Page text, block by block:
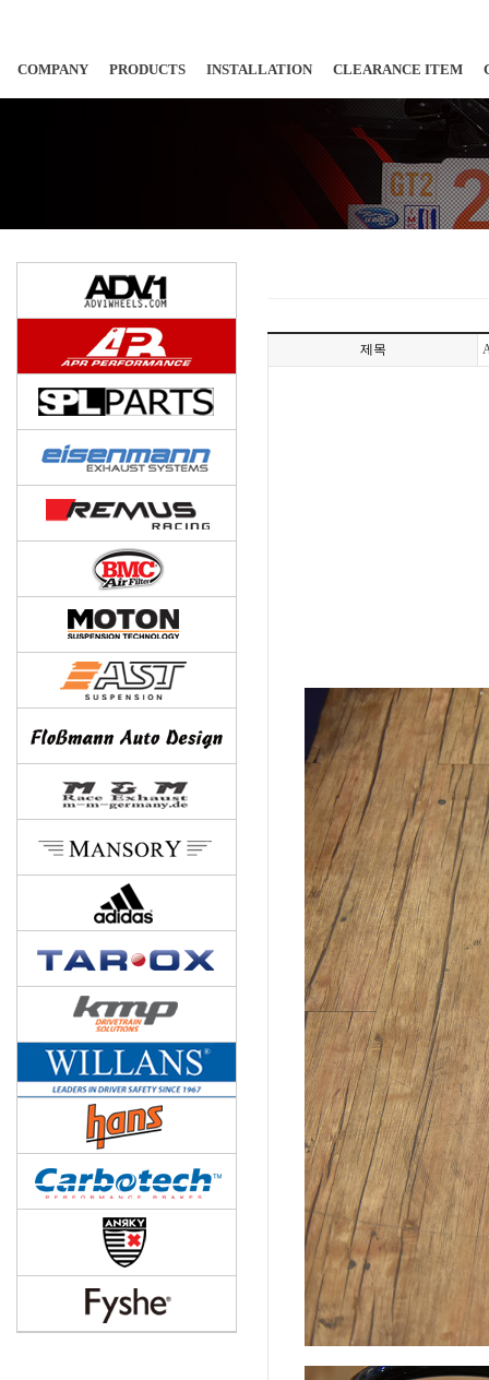
COMPANY PRODUCTS INSTALLATION CLEARANCE ITEM
제목